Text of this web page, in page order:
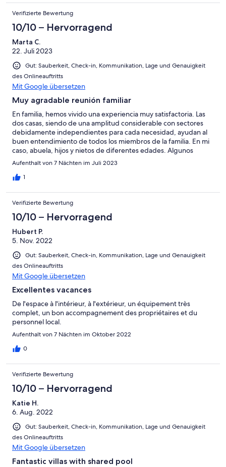
Meine Frau antwortete hingegen:"Yoga bei Sonnenaufgang am
Pool, Schwimmen vorm Frustück und dann ein frischgepresster
Saft aus mallorkinischen Orangen." Wir haben jeden Tag
genossen, mal an einem Traumstrand in der Umgebung, auf
einem Wochenmarkt oder auf dem Berggipfel hinter der Finca.
Am schönsten war es jedoch den Tag auf "unserer" Finca zu
verbringen. Wir waren das zweite, und mit Sicherheit nicht das
letzte Mal im "Paradies".
Verifizierte Bewertung
10/10 – Hervorragend
Marta C.
22. Juli 2023
Gut: Sauberkeit, Check-in, Kommunikation, Lage und Genauigkeit
des Onlineauftritts
Mit Google übersetzen
Muy agradable reunión familiar
En familia, hemos vivido una experiencia muy satisfactoria. Las
dos casas, siendo de una amplitud considerable con sectores
debidamente independientes para cada necesidad, ayudan al
buen entendimiento de todos los miembros de la familia. En mi
caso, abuela, hijos y nietos de diferentes edades. Algunos
trabajando on line, otros en la piscina de muy bamaño, y otros
muy agradable, buena experiencia g
Aufenthalt von 7 Nächten im Juli 2023
1
Verifizierte Bewertung
10/10 – Hervorragend
Hubert P.
5. Nov. 2022
Gut: Sauberkeit, Check-in, Kommunikation, Lage und Genauigkeit
des Onlineauftritts
Mit Google übersetzen
Excellentes vacances
De l'espace à l'intérieur, à l'extérieur, un équipement très
complet, un bon accompagnement des propriétaires et du
personnel local.
Aufenthalt von 7 Nächten im Oktober 2022
0
Verifizierte Bewertung
10/10 – Hervorragend
Katie H.
6. Aug. 2022
Gut: Sauberkeit, Check-in, Kommunikation, Lage und Genauigkeit
des Onlineauftritts
Mit Google übersetzen
Fantastic villas with shared pool